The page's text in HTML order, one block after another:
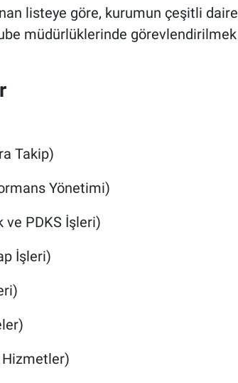
listeye göre, kurumun çeşitli daire
müdürlüklerinde görevlendirilmek
Takip)
Yönetimi)
ve PDKS İşleri)
İşleri)
Hizmetler)